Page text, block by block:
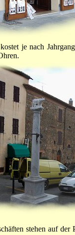
je nach
stehen auf